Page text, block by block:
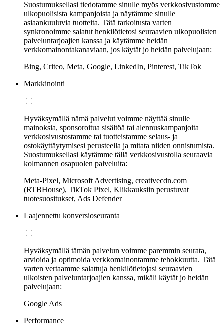
Suostumuksellasi tiedotamme sinulle myös verkkosivustomme
ulkopuolisista kampanjoista ja näytämme sinulle
asiaankuuluvia tuotteita. Tätä tarkoitusta varten
synkronoimme salatut henkilötietosi seuraavien ulkopuolisten
palveluntarjoajien kanssa ja käytämme heidän
verkkomainontakanaviaan, jos käytät jo heidän palvelujaan:
Bing, Criteo, Meta, Google, LinkedIn, Pinterest, TikTok
Markkinointi
Hyväksymällä nämä palvelut voimme näyttää sinulle
mainoksia, sponsoroitua sisältöä tai alennuskampanjoita
verkkosivustostamme tai tuotteistamme selaus- ja
ostokäyttäytymisesi perusteella ja mitata niiden onnistumista.
Suostumuksellasi käytämme tällä verkkosivustolla seuraavia
kolmannen osapuolen palveluita:
Meta-Pixel, Microsoft Advertising, creativecdn.com
(RTBHouse), TikTok Pixel, Klikkauksiin perustuvat
tuotesuositukset, Ads Defender
Laajennettu konversioseuranta
Hyväksymällä tämän palvelun voimme paremmin seurata,
arvioida ja optimoida verkkomainontamme tehokkuutta. Tätä
varten vertaamme salattuja henkilötietojasi seuraavien
ulkoisten palveluntarjoajien kanssa, mikäli käytät jo heidän
palvelujaan:
Google Ads
Performance